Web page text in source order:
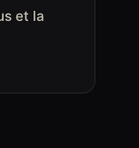
et la